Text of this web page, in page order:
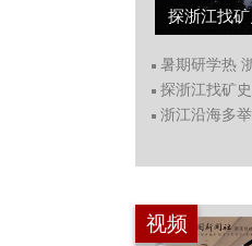
暑期研学热
探浙江找矿
浙江沿海多
视频